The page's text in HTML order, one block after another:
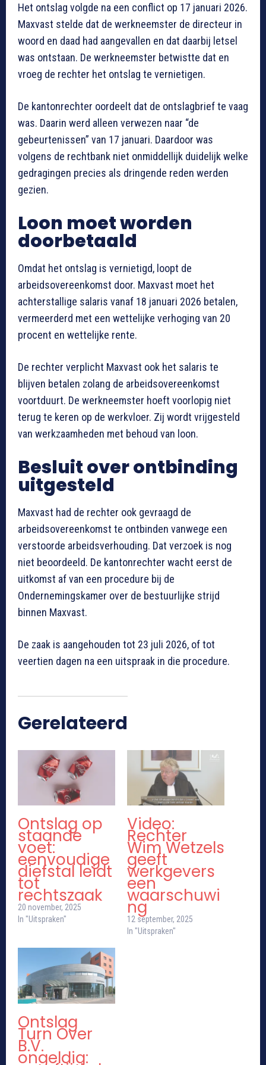
Het ontslag volgde na een conflict op 17 januari 2026.
Maxvast stelde dat de werkneemster de directeur in
woord en daad had aangevallen en dat daarbij letsel
was ontstaan. De werkneemster betwistte dat en
vroeg de rechter het ontslag te vernietigen.
De kantonrechter oordeelt dat de ontslagbrief te vaag
was. Daarin werd alleen verwezen naar “de
gebeurtenissen” van 17 januari. Daardoor was
volgens de rechtbank niet onmiddellijk duidelijk welke
gedragingen precies als dringende reden werden
gezien.
Loon moet worden
doorbetaald
Omdat het ontslag is vernietigd, loopt de
arbeidsovereenkomst door. Maxvast moet het
achterstallige salaris vanaf 18 januari 2026 betalen,
vermeerderd met een wettelijke verhoging van 20
procent en wettelijke rente.
De rechter verplicht Maxvast ook het salaris te
blijven betalen zolang de arbeidsovereenkomst
voortduurt. De werkneemster hoeft voorlopig niet
terug te keren op de werkvloer. Zij wordt vrijgesteld
van werkzaamheden met behoud van loon.
Besluit over ontbinding
uitgesteld
Maxvast had de rechter ook gevraagd de
arbeidsovereenkomst te ontbinden vanwege een
verstoorde arbeidsverhouding. Dat verzoek is nog
niet beoordeeld. De kantonrechter wacht eerst de
uitkomst af van een procedure bij de
Ondernemingskamer over de bestuurlijke strijd
binnen Maxvast.
De zaak is aangehouden tot 23 juli 2026, of tot
veertien dagen na een uitspraak in die procedure.
Gerelateerd
Ontslag op
staande
voet:
eenvoudige
diefstal leidt
tot
rechtszaak
20 november, 2025
In "Uitspraken"
Video:
Rechter
Wim Wetzels
geeft
werkgevers
een
waarschuwi
ng
12 september, 2025
In "Uitspraken"
Ontslag
Turn Over
B.V.
ongeldig: